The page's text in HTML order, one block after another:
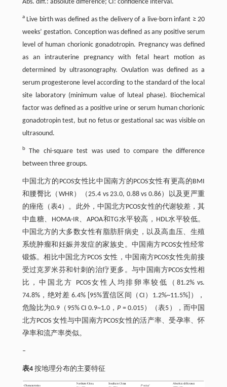
Abs. diff.: absolute difference; CI: confidence interval.
aLive birth was defined as the delivery of a live-born infant ≥ 20
weeks’ gestation. Conception was defined as any positive serum
level of human chorionic gonadotropin. Pregnancy was defined
as an intrauterine pregnancy with fetal heart motion as
determined by ultrasonography. Ovulation was defined as a
serum progesterone level according to the standard of the local
site laboratory (minimum value of luteal phase). Biochemical
factor was defined as a positive urine or serum human chorionic
gonadotropin test, but no fetus or gestational sac was visible on
ultrasound.
bThe chi-square test was used to compare the difference
between three groups.
中国北方的PCOS女性比中国南方的PCOS女性有更高的BMI
和腰臀比（WHR）（25.4 vs 23.0, 0.88 vs 0.86）以及更严重
的痤疮（表4）。此外，中国北方PCOS女性的代谢较差，其
中血糖、HOMA-IR、APOA和TG水平较高，HDL水平较低。
中国北方的大多数女性有脂肪肝病史，以及高血压、生殖
系统肿瘤和妊娠并发症的家族史。中国南方PCOS女性经常
锻炼。相比中国北方PCOS 女性，中国南方PCOS女性先前接
受过克罗米芬和针刺的治疗更多。与中国南方PCOS女性相
比，中国北方 PCOS女性人均排卵率较低（81.2% vs.
74.8%，绝对差 6.4% [95%置信区间（CI）1.2%~11.5%]），
危险比为0.9（95% CI 0.9~1.0，P= 0.015）（表5），而中国
北方PCOS 女性与中国南方PCOS女性的活产率、受孕率、怀
孕率和流产率类似。
–
表4按地理分布的主要特征